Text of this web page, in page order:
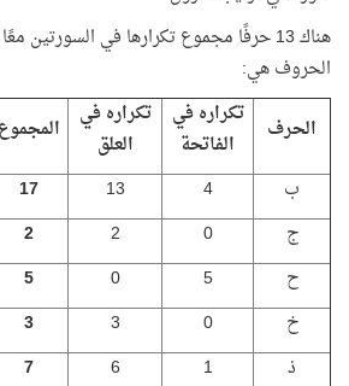
هناك 13 حرفًا مجموع تكرارها في السورتين
الحروف هي:
الحرف
تكراره في
الفاتحة
تكراره في
العلق
المجموع
ب
4
13
17
ج
0
2
2
ح
5
0
5
خ
0
3
3
ذ
1
6
7